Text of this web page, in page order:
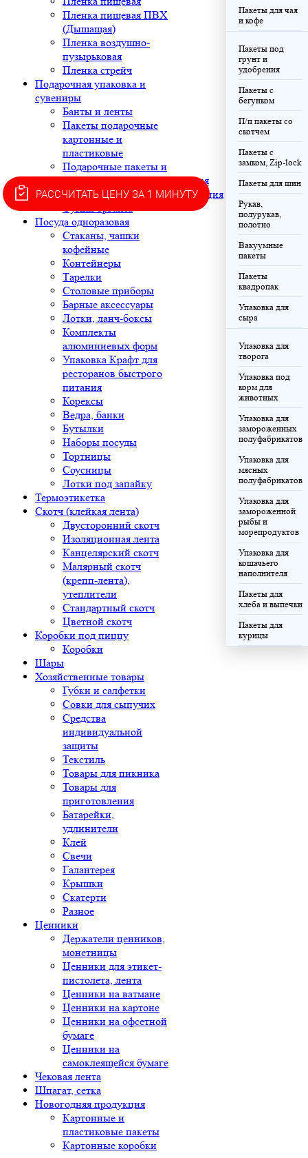
Пленка пищевая ПВХ
(Дышащая)
Пленка воздушно-
пузырьковая
Пленка стрейч
Подарочная упаковка и
сувениры
Банты и ленты
Пакеты подарочные
картонные и
пластиковые
Подарочные пакеты и
листы
Сувениры
Сумки органза
Посуда одноразовая
Стаканы, чашки
кофейные
Контейнеры
Тарелки
Столовые приборы
Барные аксессуары
Лотки, ланч-боксы
Комплекты
алюминиевых форм
Упаковка Крафт для
ресторанов быстрого
питания
Корексы
Ведра, банки
Бутылки
Наборы посуды
Тортницы
Соусницы
Лотки под запайку
Термоэтикетка
Скотч (клейкая лента)
Двусторонний скотч
Изоляционная лента
Канцелярский скотч
Малярный скотч
(крепп-лента),
утеплители
Стандартный скотч
Цветной скотч
Коробки под пиццу
Коробки
Шары
Хозяйственные товары
Губки и салфетки
Совки для сыпучих
Средства
индивидуальной
защиты
Текстиль
Товары для пикника
Товары для
приготовления
Батарейки,
удлинители
Клей
Свечи
Галантерея
Крышки
Скатерти
Разное
Ценники
Держатели ценников,
монетницы
Ценники для этикет-
пистолета, лента
Ценники на ватмане
Ценники на картоне
Ценники на офсетной
бумаге
Ценники на
самоклеящейся бумаге
Чековая лента
Шпагат, сетка
Новогодняя продукция
Картонные и
пластиковые пакеты
Картонные коробки
Готовая
продукция
Пакеты для чая
и кофе
Пакеты под
грунт и
удобрения
Пакеты с
бегунком
П/п пакеты со
скотчем
Пакеты с
замком, Zip-lock
Пакеты для шин
Рукав,
полурукав,
полотно
Вакуумные
пакеты
Пакеты
квадропак
Упаковка для
сыра
Упаковка для
творога
Упаковка под
корм для
животных
Упаковка для
замороженных
полуфабрикатов
Упаковка для
мясных
полуфабрикатов
Упаковка для
замороженной
рыбы и
морепродуктов
Упаковка для
кошачьего
наполнителя
Пакеты для
хлеба и выпечки
Пакеты для
курицы
РАССЧИТАТЬ ЦЕНУ ЗА 1 МИНУТУ